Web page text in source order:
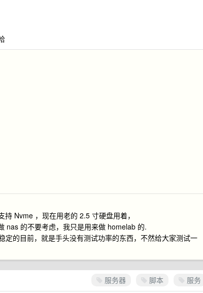
Nvme ，现在用老的 2.5 寸硬盘用着，
nas 的不要考虑，我只是用来做 homelab 的.
的目前，就是手头没有测试功率的东西，不然给大家测试一
服务器 脚本 服务